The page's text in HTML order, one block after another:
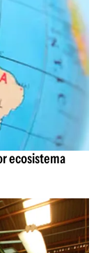
ecosistema